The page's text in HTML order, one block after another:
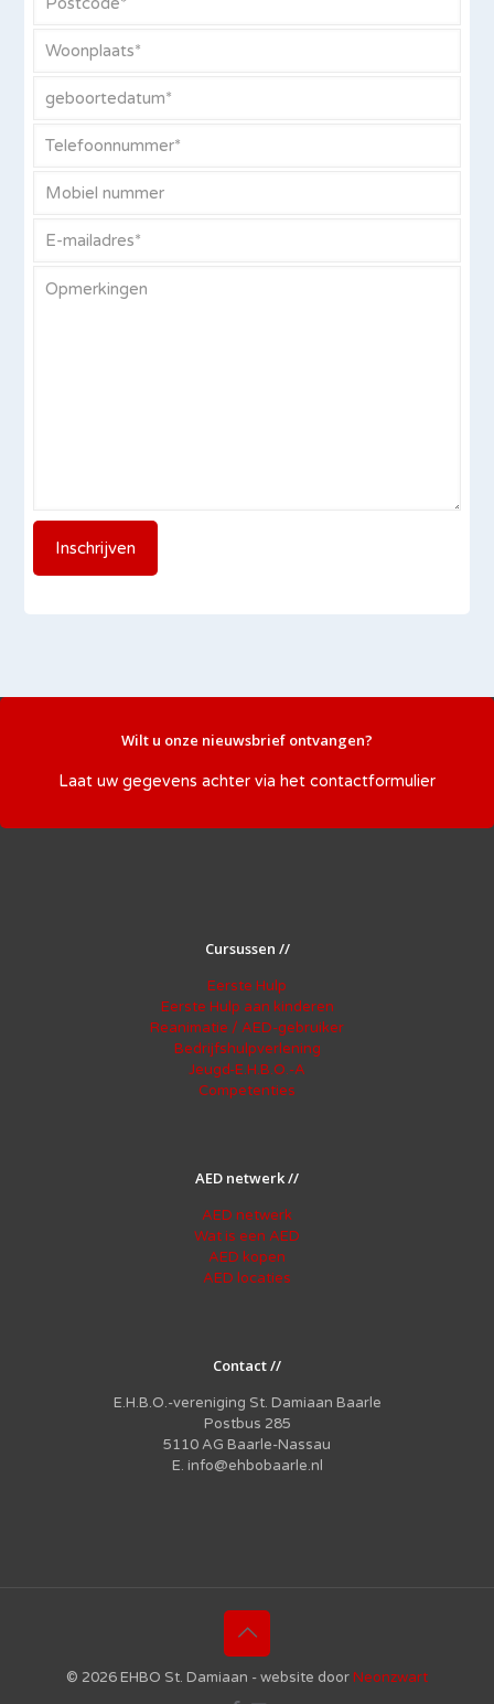
Wilt u onze nieuwsbrief ontvangen?
Laat uw gegevens achter via het contactformulier
Cursussen //
Eerste Hulp
Eerste Hulp aan kinderen
Reanimatie / AED-gebruiker
Bedrijfshulpverlening
Jeugd-E.H.B.O.-A
Competenties
AED netwerk //
AED netwerk
Wat is een AED
AED kopen
AED locaties
Contact //
E.H.B.O.-vereniging St. Damiaan Baarle
Postbus 285
5110 AG Baarle-Nassau
E. info@ehbobaarle.nl
© 2026 EHBO St. Damiaan - website doorNeonzwart